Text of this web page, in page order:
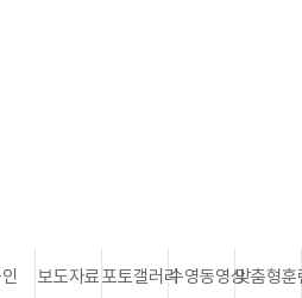
보도자료포토갤러리수영동영상맞춤형훈